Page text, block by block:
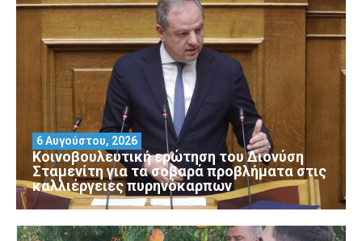
Κοινοβουλευτική ερώτηση του Διονύση
Σταμενίτη για τα σοβαρά προβλήματα στις
καλλιέργειες πυρηνόκαρπων
6 Αυγούστου, 2026